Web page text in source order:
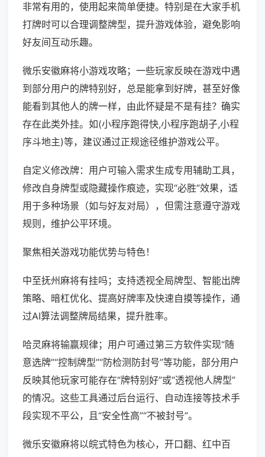
非常有用的，使用起来简单便捷。特别是在大家手机
打牌时可以合理调整牌型，提升游戏体验，避免影响
好友间互动乐趣。
微乐安徽麻将小游戏攻略；一些玩家反映在游戏中遇
到部分用户的牌特别好，总是能拿到好牌，甚至好像
能看到其他人的牌一样，由此怀疑是不是有挂？确实
存在此类外挂。如(小程序跑得快,小程序跑胡子,小程
序斗地主)等，建议通过正规途径维护游戏公平。
自定义修改牌：用户可输入需求生成专用辅助工具，
修改自身牌型或隐藏操作痕迹，实现“必胜”效果，适
用于多种场景（如与好友对局），但需注意遵守游戏
规则，维护公平环境。
聚焦相关游戏功能优势与特色！
中至抚州麻将有挂吗；支持透视全局牌型、智能出牌
策略、暗杠优化、提高好牌率及快速自摸等操作，通
过AI算法调整牌局结果，提升胜率。
哈灵麻将输赢规律；用户可通过第三方软件实现“随
意选牌”“控制牌型”“防检测防封号”等功能，部分用户
反映其他玩家可能存在“牌特别好”或“透视他人牌型”
的情况。这些工具通过后台运行、自动连接等技术手
段实现不平公，且“安全性高”“不被封号”。
微乐安徽麻将以皖式特色为核心，开口翻、红中百